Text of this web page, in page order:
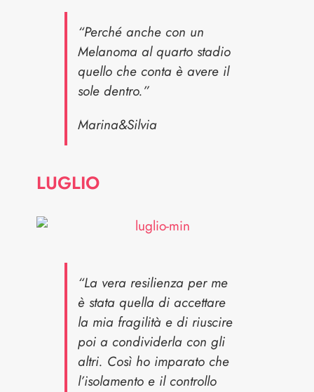
“Perché anche con un
Melanoma al quarto stadio
quello che conta è avere il
sole dentro.”
Marina&Silvia
LUGLIO
“La vera resilienza per me
è stata quella di accettare
la mia fragilità e di riuscire
poi a condividerla con gli
altri. Così ho imparato che
l’isolamento e il controllo